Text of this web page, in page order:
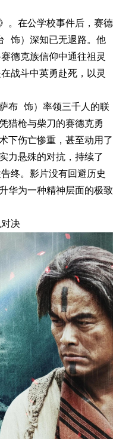
。在公学校事件后，赛德
饰）深知已无退路。他
德克族信仰中通往祖灵
战斗中英勇赴死，以灵
布 饰）率领三千人的联
猎枪与柴刀的赛德克勇
下伤亡惨重，甚至动用了
力悬殊的对抗，持续了
终。影片没有回避历史
华为一种精神层面的极致
决